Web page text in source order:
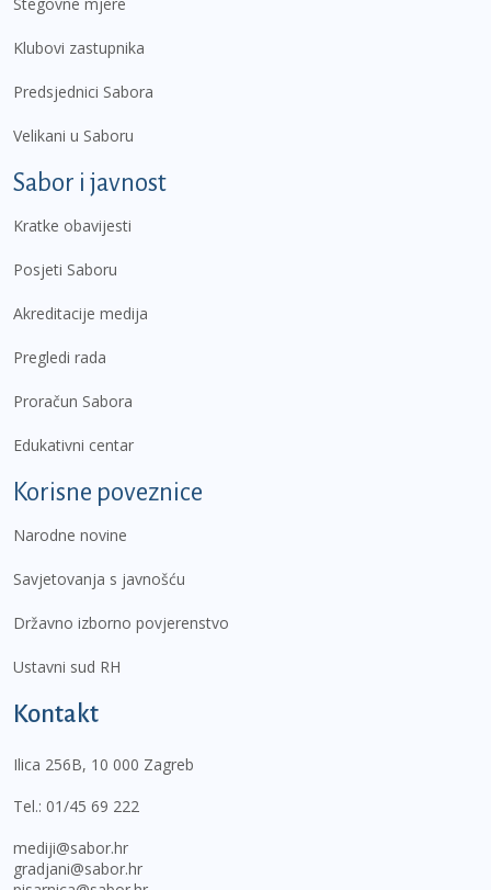
Klubovi zastupnika
Predsjednici Sabora
Velikani u Saboru
Sabor i javnost
Kratke obavijesti
Posjeti Saboru
Akreditacije medija
Pregledi rada
Proračun Sabora
Edukativni centar
Korisne poveznice
Narodne novine
Savjetovanja s javnošću
Državno izborno povjerenstvo
Ustavni sud RH
Kontakt
Ilica 256B, 10 000 Zagreb
Tel.: 01/45 69 222
mediji@sabor.hr
gradjani@sabor.hr